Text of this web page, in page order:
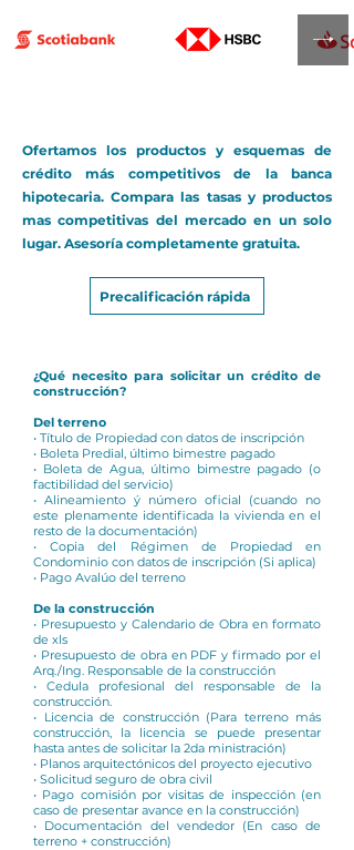
Ofertamos los productos y esquemas de
crédito más competitivos de la banca
hipotecaria. Compara las tasas y productos
mas competitivas del mercado en un solo
lugar. Asesoría completamente gratuita.
Precalificación rápida
¿Qué necesito para solicitar un crédito de
construcción?
Del terreno
• Título de Propiedad con datos de inscripción
• Boleta Predial, último bimestre pagado
• Boleta de Agua, último bimestre pagado (o
factibilidad del servicio)
• Alineamiento ý número oficial (cuando no
este plenamente identificada la vivienda en el
resto de la documentación)
• Copia del Régimen de Propiedad en
Condominio con datos de inscripción (Si aplica)
• Pago Avalúo del terreno
De la construcción
• Presupuesto y Calendario de Obra en formato
de xls
• Presupuesto de obra en PDF y firmado por el
Arq./Ing. Responsable de la construcción
• Cedula profesional del responsable de la
construcción.
• Licencia de construcción (Para terreno más
construcción, la licencia se puede presentar
hasta antes de solicitar la 2da ministración)
• Planos arquitectónicos del proyecto ejecutivo
• Solicitud seguro de obra civil
• Pago comisión por visitas de inspección (en
caso de presentar avance en la construcción)
• Documentación del vendedor (En caso de
terreno + construcción)